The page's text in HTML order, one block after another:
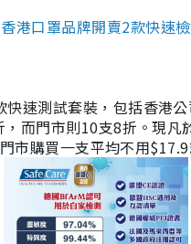
港口罩品牌開賣2款快
快速測試套裝，包括香港
，而門市則10支8折。現
市購買一支平均不用